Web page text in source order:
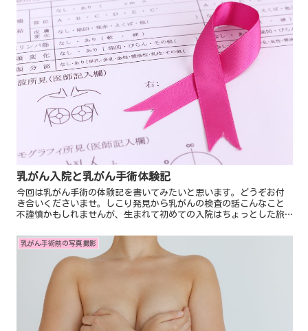
乳がん入院と乳がん手術体験記
今回は乳がん手術の体験記を書いてみたいと思います。どうぞお付
き合いくださいませ。しこり発見から乳がんの検査の話こんなこと
不謹慎かもしれませんが、生まれて初めての入院はちょっとした旅
乳がん手術前の写真撮影